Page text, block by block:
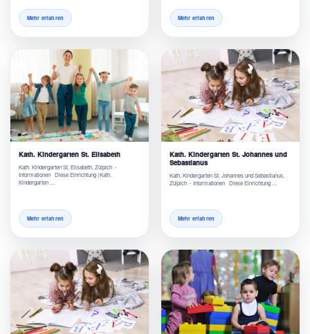
Mehr erfahren Mehr erfahren
Kath. Kindergarten St. Elisabeth
Kath. Kindergarten St. Elisabeth, Zülpich -
Informationen Diese Einrichtung (Kath.
Kindergarten …
Mehr erfahren
Kath. Kindergarten St. Johannes und
Sebastianus
Kath. Kindergarten St. Johannes und Sebastianus,
Zülpich - Informationen Diese Einrichtung …
Mehr erfahren